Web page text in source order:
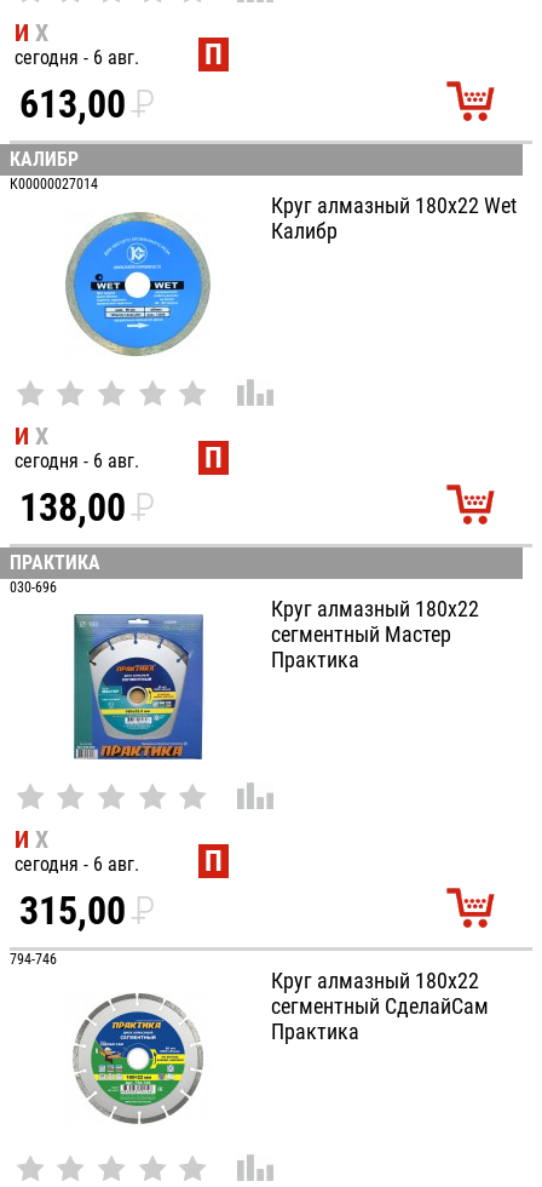
И Х
сегодня - 6 авг. П
613,00P
УБ.
КАЛИБР
К00000027014
Круг алмазный 180x22 Wet
Калибр
И Х
сегодня - 6 авг. П
138,00P
УБ.
ПРАКТИКА
030-696
Круг алмазный 180х22
сегментный Мастер
Практика
И Х
сегодня - 6 авг. П
315,00P
УБ.
794-746
Круг алмазный 180х22
сегментный СделайСам
Практика